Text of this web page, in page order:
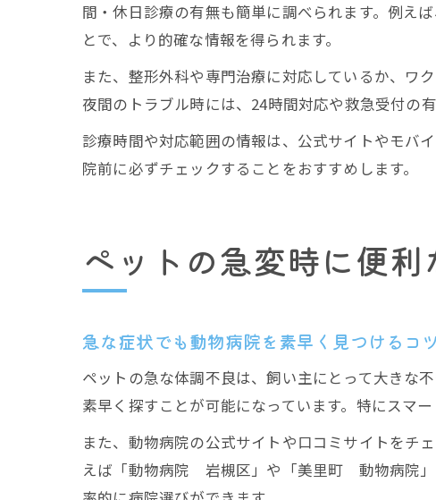
間・休日診療の有無も簡単に調べられます。例え
とで、より的確な情報を得られます。
また、整形外科や専門治療に対応しているか、ワ
夜間のトラブル時には、24時間対応や救急受付の
診療時間や対応範囲の情報は、公式サイトやモバ
院前に必ずチェックすることをおすすめします。
ペットの急変時に便
急な症状でも動物病院を素早く見つけるコツ
ペットの急な体調不良は、飼い主にとって大きな
素早く探すことが可能になっています。特にスマ
また、動物病院の公式サイトや口コミサイトをチ
えば「動物病院 岩槻区」や「美里町 動物病院」